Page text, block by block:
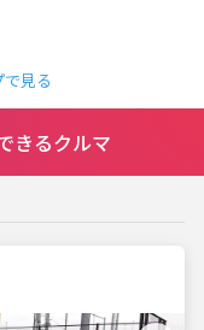
見る
きるクルマ